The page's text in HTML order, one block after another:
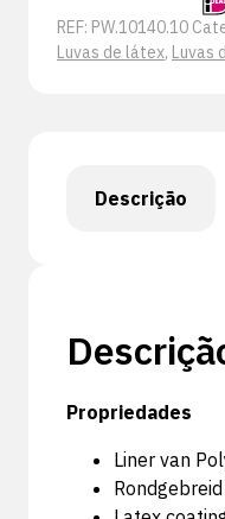
REF: PW.10140.10
Luvas de látex, Luvas
Descrição
Propriedades
Liner van